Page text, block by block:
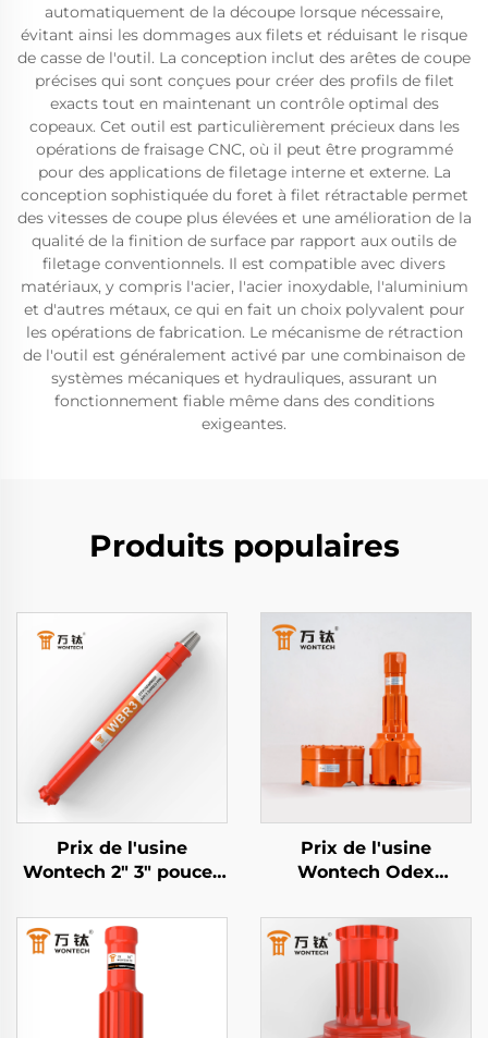
automatiquement de la découpe lorsque nécessaire,
évitant ainsi les dommages aux filets et réduisant le risque
de casse de l'outil. La conception inclut des arêtes de coupe
précises qui sont conçues pour créer des profils de filet
exacts tout en maintenant un contrôle optimal des
copeaux. Cet outil est particulièrement précieux dans les
opérations de fraisage CNC, où il peut être programmé
pour des applications de filetage interne et externe. La
conception sophistiquée du foret à filet rétractable permet
des vitesses de coupe plus élevées et une amélioration de la
qualité de la finition de surface par rapport aux outils de
filetage conventionnels. Il est compatible avec divers
matériaux, y compris l'acier, l'acier inoxydable, l'aluminium
et d'autres métaux, ce qui en fait un choix polyvalent pour
les opérations de fabrication. Le mécanisme de rétraction
de l'outil est généralement activé par une combinaison de
systèmes mécaniques et hydrauliques, assurant un
fonctionnement fiable même dans des conditions
exigeantes.
Produits populaires
Prix de l'usine
Wontech 2" 3" pouces
Down The Hole
Prix de l'usine
Wontech Odex
Casing DTH Bit pour
forages d'eau
géothermique